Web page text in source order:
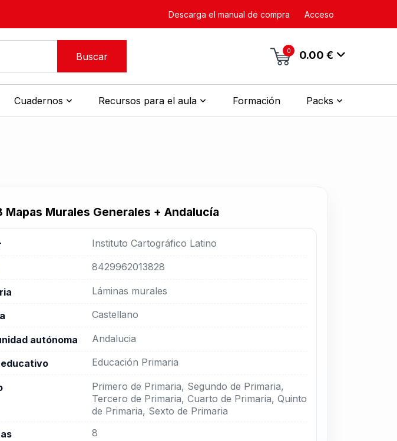
Descarga el manual de compra Acceso
Buscar 0 0.00 €
Cuadernos Recursos para el aula Formación Packs
Mapas Murales Generales + Andalucía
Instituto Cartográfico Latino
8429962013828
Láminas murales
Castellano
autónoma Andalucia
Educación Primaria
Primero de Primaria, Segundo de Primaria,
Tercero de Primaria, Cuarto de Primaria, Quinto
de Primaria, Sexto de Primaria
8